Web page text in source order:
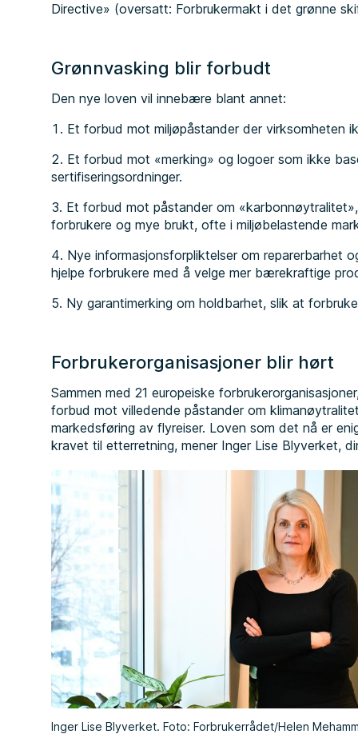
Directive» (oversatt: Forbrukermakt i det grønne
Grønnvasking blir forbudt
Den nye loven vil innebære blant annet:
Et forbud mot miljøpåstander der virksomheten
Et forbud mot «merking» og logoer som ikke
sertifiseringsordninger.
Et forbud mot påstander om
forbrukere og mye brukt, ofte i miljøbelastende
Nye informasjonsforpliktelser om reparerbarhet
hjelpe forbrukere med å velge mer bærekraftige
Ny garantimerking om holdbarhet, slik at
Forbrukerorganisasjoner blir hørt
Sammen med 21 europeiske
forbud mot villedende påstander om
markedsføring av flyreiser. Loven som det nå er
kravet til etterretning, mener Inger Lise Blyverket,
Inger Lise Blyverket. Foto: Forbrukerrådet/Helen